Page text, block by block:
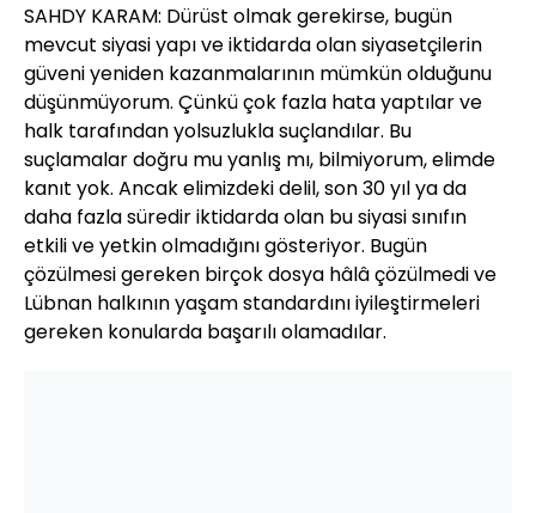
SAHDY KARAM: Dürüst olmak gerekirse, bugün
mevcut siyasi yapı ve iktidarda olan siyasetçilerin
güveni yeniden kazanmalarının mümkün olduğunu
düşünmüyorum. Çünkü çok fazla hata yaptılar ve
halk tarafından yolsuzlukla suçlandılar. Bu
suçlamalar doğru mu yanlış mı, bilmiyorum, elimde
kanıt yok. Ancak elimizdeki delil, son 30 yıl ya da
daha fazla süredir iktidarda olan bu siyasi sınıfın
etkili ve yetkin olmadığını gösteriyor. Bugün
çözülmesi gereken birçok dosya hâlâ çözülmedi ve
Lübnan halkının yaşam standardını iyileştirmeleri
gereken konularda başarılı olamadılar.